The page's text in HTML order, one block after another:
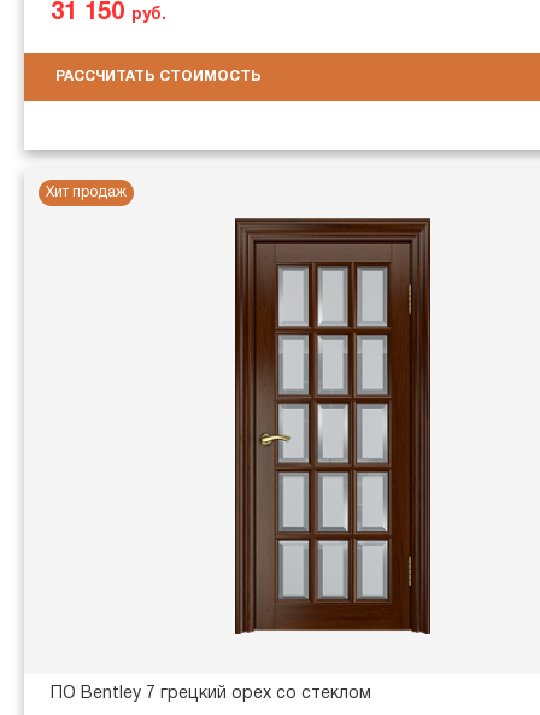
31 150 руб.
РАССЧИТАТЬ СТОИМОСТЬ
Хит продаж
ПО Bentley 7 грецкий орех со стеклом